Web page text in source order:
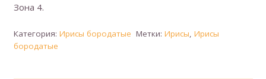
Зона 4.
Категория: Ирисы бородатые Метки: Ирисы, Ирисы
бородатые